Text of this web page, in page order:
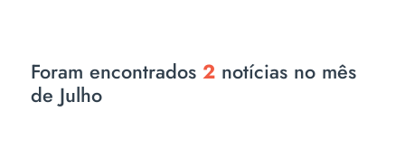
Foram encontrados2 notícias no mês
de Julho